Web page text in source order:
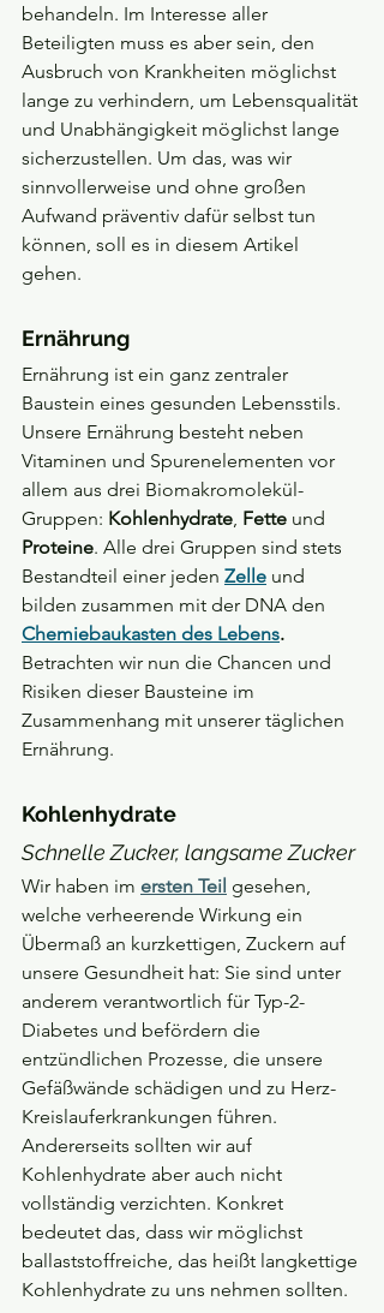
behandeln. Im Interesse aller
Beteiligten muss es aber sein, den
Ausbruch von Krankheiten möglichst
lange zu verhindern, um Lebensqualität
und Unabhängigkeit möglichst lange
sicherzustellen. Um das, was wir
sinnvollerweise und ohne großen
Aufwand präventiv dafür selbst tun
können, soll es in diesem Artikel
gehen.
Ernährung
Ernährung ist ein ganz zentraler
Baustein eines gesunden Lebensstils.
Unsere Ernährung besteht neben
Vitaminen und Spurenelementen vor
allem aus drei Biomakromolekül-
Gruppen: Kohlenhydrate Fette und
Proteine. Alle drei Gruppen sind stets
Bestandteil einer jeden Zelle und
bilden zusammen mit der DNA den
Chemiebaukasten des Lebens.
Betrachten wir nun die Chancen und
Risiken dieser Bausteine im
Zusammenhang mit unserer täglichen
Ernährung.
Kohlenhydrate
Schnelle Zucker, langsame Zucker
Wir haben im ersten Teil gesehen,
welche verheerende Wirkung ein
Übermaß an kurzkettigen, Zuckern auf
unsere Gesundheit hat: Sie sind unter
anderem verantwortlich für Typ-2-
Diabetes und befördern die
entzündlichen Prozesse, die unsere
Gefäßwände schädigen und zu Herz-
Kreislauferkrankungen führen.
Andererseits sollten wir auf
Kohlenhydrate aber auch nicht
vollständig verzichten. Konkret
bedeutet das, dass wir möglichst
ballaststoffreiche, das heißt langkettige
Kohlenhydrate zu uns nehmen sollten.